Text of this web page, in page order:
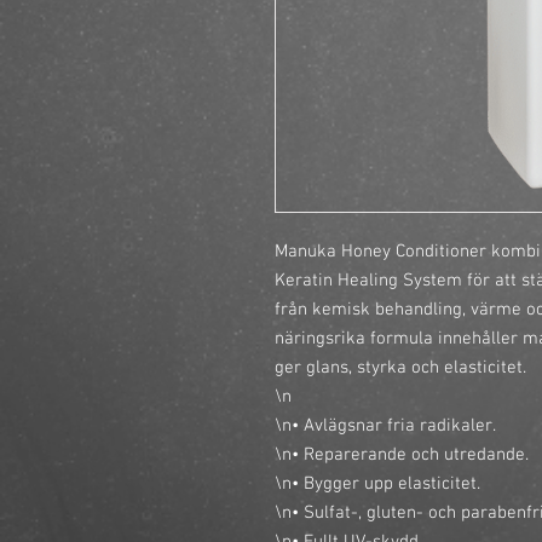
Manuka Honey Conditioner
Keratin Healing System för att
från kemisk behandling, värme
näringsrika formula innehåller
ger glans, styrka och elasticitet.
\n
\n• Avlägsnar fria radikaler.
\n• Reparerande och utredande.
\n• Bygger upp elasticitet.
\n• Sulfat-, gluten- och